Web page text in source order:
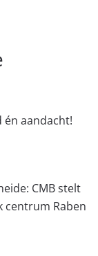
aandacht!
CMB stelt
centrum Raben